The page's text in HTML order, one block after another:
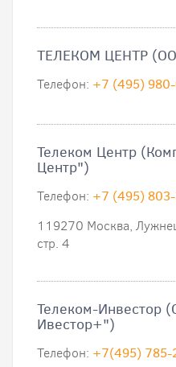
ТЕЛЕКОМ ЦЕНТР
Телефон: +7 (495)
Телеком Центр
Центр")
Телефон: +7 (495)
119270 Москва,
стр. 4
Телеком-Инвестор
Ивестор+")
Телефон: +7(495) 785-